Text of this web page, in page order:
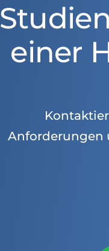
einer
Anforderungen